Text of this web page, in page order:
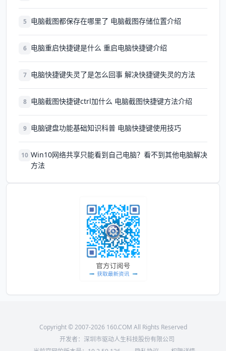
5 电脑截图都保存在哪里了 电脑截图存储位置介绍
6 电脑重启快捷键是什么 重启电脑快捷键介绍
7 电脑快捷键失灵了是怎么回事 解决快捷键失灵的方法
8 电脑截图快捷键ctrl加什么 电脑截图快捷键方法介绍
9 电脑键盘功能基础知识科普 电脑快捷键使用技巧
10 Win10网络共享只能看到自己电脑？看不到其他电脑解决
方法
Copyright © 2007-2026 160.COM All Rights Reserved
开发者：深圳市驱动人生科技股份有限公司